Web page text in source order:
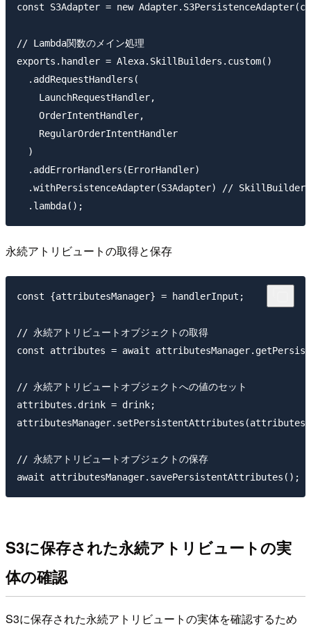
const S3Adapter = new
// Lambda関数のメイン処理
exports.handler = Alexa.SkillBuilders.custom()
  .addRequestHandlers(
    LaunchRequestHandler,
    OrderIntentHandler,
    RegularOrderIntentHandler
  )
  .addErrorHandlers(ErrorHandler)
.withPersistenceAdapter(S3Adapter) // SkillBuilder
永続アトリビュートの取得と保存
const {attributesManager} = handlerInput;
// 永続アトリビュートオブジェクトの取得
const attributes = await
// 永続アトリビュートオブジェクトへの値のセット
attributes.drink = drink;
// 永続アトリビュートオブジェクトの保存
S3に保存された永続アトリビュートの実
体の確認
S3に保存された永続アトリビュートの実体を確認するため